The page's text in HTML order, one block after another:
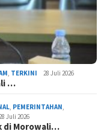
, TERKINI 28 Juli 2026
…
, PEMERINTAHAN,
Juli 2026
di Morowali…